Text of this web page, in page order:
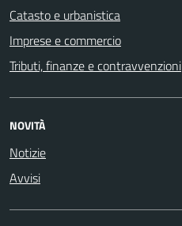
Catasto e urbanistica
Imprese e commercio
Tributi, finanze e contravvenzioni
NOVITÀ
Notizie
Avvisi